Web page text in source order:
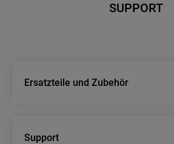
SUPPORT
Ersatzteile und Zubehör
Support